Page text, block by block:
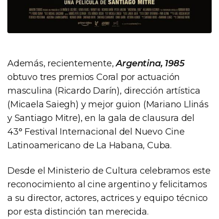
Además, recientemente,Argentina, 1985
obtuvo tres premios Coral por actuación
masculina (Ricardo Darín), dirección artística
(Micaela Saiegh) y mejor guion (Mariano Llinás
y Santiago Mitre), en la gala de clausura del
43° Festival Internacional del Nuevo Cine
Latinoamericano de La Habana, Cuba.
Desde el Ministerio de Cultura celebramos este
reconocimiento al cine argentino y felicitamos
a su director, actores, actrices y equipo técnico
por esta distinción tan merecida.